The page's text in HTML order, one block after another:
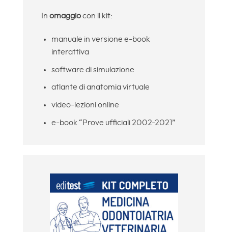
In omaggiocon il kit:
manuale in versione e-book
interattiva
software di simulazione
atlante di anatomia virtuale
video-lezioni online
e-book “Prove ufficiali 2002-2021”